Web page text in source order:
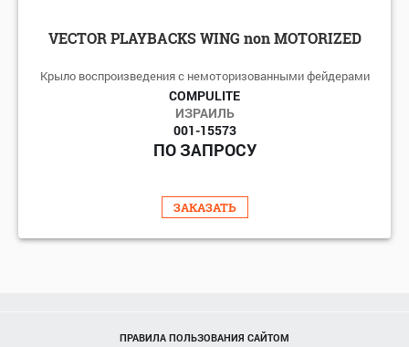
VECTOR PLAYBACKS WING non MOTORIZED
Крыло воспроизведения с немоторизованными фейдерами
COMPULITE
ИЗРАИЛЬ
001-15573
ПО ЗАПРОСУ
ЗАКАЗАТЬ
ПРАВИЛА ПОЛЬЗОВАНИЯ САЙТОМ